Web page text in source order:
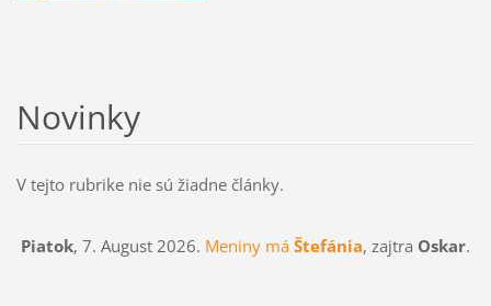
Novinky
V tejto rubrike nie sú žiadne články.
Piatok, 7. August 2026. Meniny má Štefánia, zajtra Oskar.